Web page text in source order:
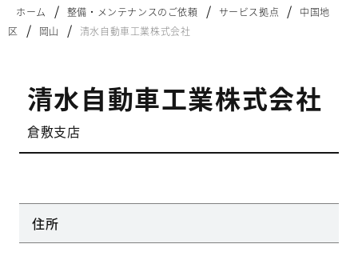
ホーム / 整備・メンテナンスのご依頼 / サービス拠点 /
中国地
区
/ 岡山 / 清水自動車工業株式会社
清水自動車工業株式会社
倉敷支店
住所